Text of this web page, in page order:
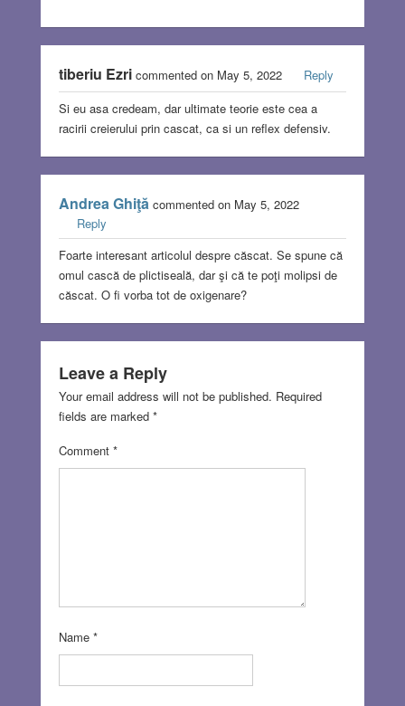
tiberiu Ezricommented on May 5, 2022
Reply
Si eu asa credeam, dar ultimate teorie este cea a
racirii creierului prin cascat, ca si un reflex defensiv.
Andrea Ghiţăcommented on May 5, 2022
Reply
Foarte interesant articolul despre căscat. Se spune că
omul cască de plictiseală, dar şi că te poţi molipsi de
căscat. O fi vorba tot de oxigenare?
Leave a Reply
Your email address will not be published. Required
fields are marked *
Comment *
Name *